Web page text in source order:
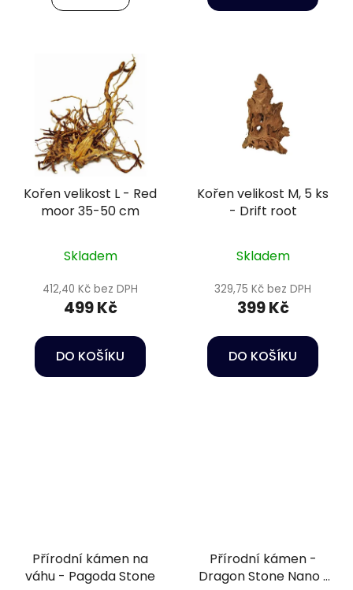
Kořen velikost L - Red
moor 35-50 cm
Skladem
412,40 Kč bez DPH
499 Kč
DO KOŠÍKU
Kořen velikost M, 5 ks
- Drift root
Skladem
329,75 Kč bez DPH
399 Kč
DO KOŠÍKU
Přírodní kámen na
váhu - Pagoda Stone
Přírodní kámen -
Dragon Stone Nano 1